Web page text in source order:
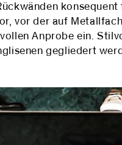
vor der auf
Anprobe ein.
gegliedert